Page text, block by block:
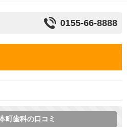
0155-66-8888
町歯科の口コミ